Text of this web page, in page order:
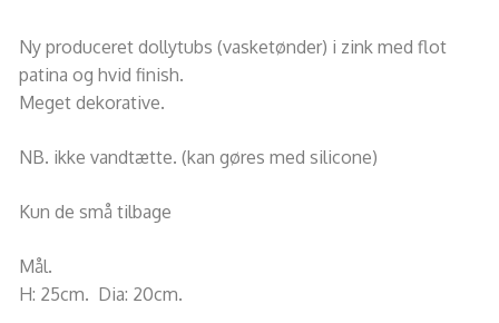
Ny produceret dollytubs (vasketønder) i zink med flot
patina og hvid finish.
Meget dekorative.
NB. ikke vandtætte. (kan gøres med silicone)
Kun de små tilbage
Mål.
H: 25cm. Dia: 20cm.